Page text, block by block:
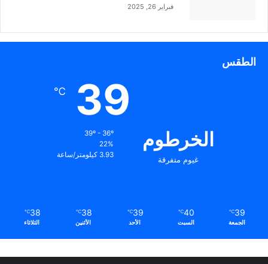
فبراير 26, 2025
الطقس
الخرطوم
غيوم متفرقة
39
℃
22%
3.93 كيلومتر/ساعة
39
℃
الجمعة
40
℃
السبت
39
℃
الأحد
38
℃
الأثنين
38
℃
الثلاثاء